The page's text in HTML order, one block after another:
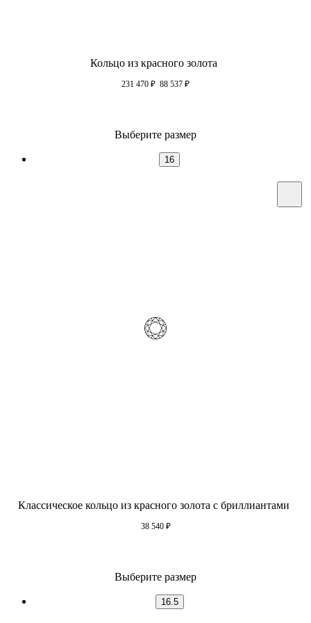
Кольцо из красного золота
231 470 ₽ 88 537 ₽
Выберите размер
16
Классическое кольцо из красного золота с бриллиантами
38 540 ₽
Выберите размер
16.5